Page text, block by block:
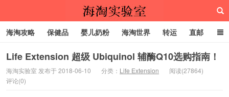
海淘攻略 保健品 婴儿奶粉 海淘世界 转运 直邮
代购服务
Life Extension 超级 Ubiquinol 辅酶Q10选购指南！
海淘实验室 发布于 2018-06-10 分类： Life Extension
阅读(27864)
评论(0)